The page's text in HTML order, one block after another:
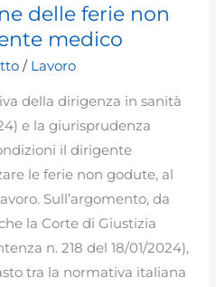
delle ferie non
medico
/ Lavoro
della dirigenza in sanità
e la giurisprudenza
il dirigente
le ferie non godute, al
Sull’argomento, da
la Corte di Giustizia
n. 218 del 18/01/2024),
tra la normativa italiana